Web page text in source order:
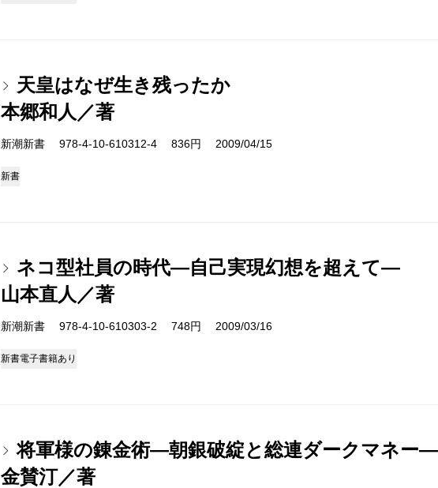
天皇はなぜ生き残ったか
本郷和人／著
新潮新書 978-4-10-610312-4 836円 2009/04/15
新書
ネコ型社員の時代―自己実現幻想を超えて―
山本直人／著
新潮新書 978-4-10-610303-2 748円 2009/03/16
新書電子書籍あり
将軍様の錬金術―朝銀破綻と総連ダークマネー―
金賛汀／著